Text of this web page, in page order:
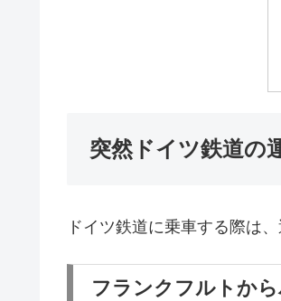
突然ドイツ鉄道の
ドイツ鉄道に乗車する際は
フランクフルトか